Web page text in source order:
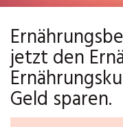
jetzt den
Geld sparen.